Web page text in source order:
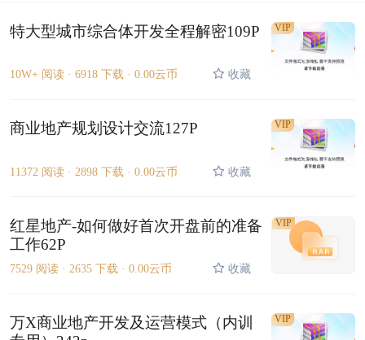
特大型城市综合体开发全程解密109P
10W+ 阅读 · 6918 下载 · 0.00云币 收藏
VIP
商业地产规划设计交流127P
11372 阅读 · 2898 下载 · 0.00云币 收藏
VIP
红星地产-如何做好首次开盘前的准备
工作62P
7529 阅读 · 2635 下载 · 0.00云币 收藏
VIP
万X商业地产开发及运营模式（内训
VIP